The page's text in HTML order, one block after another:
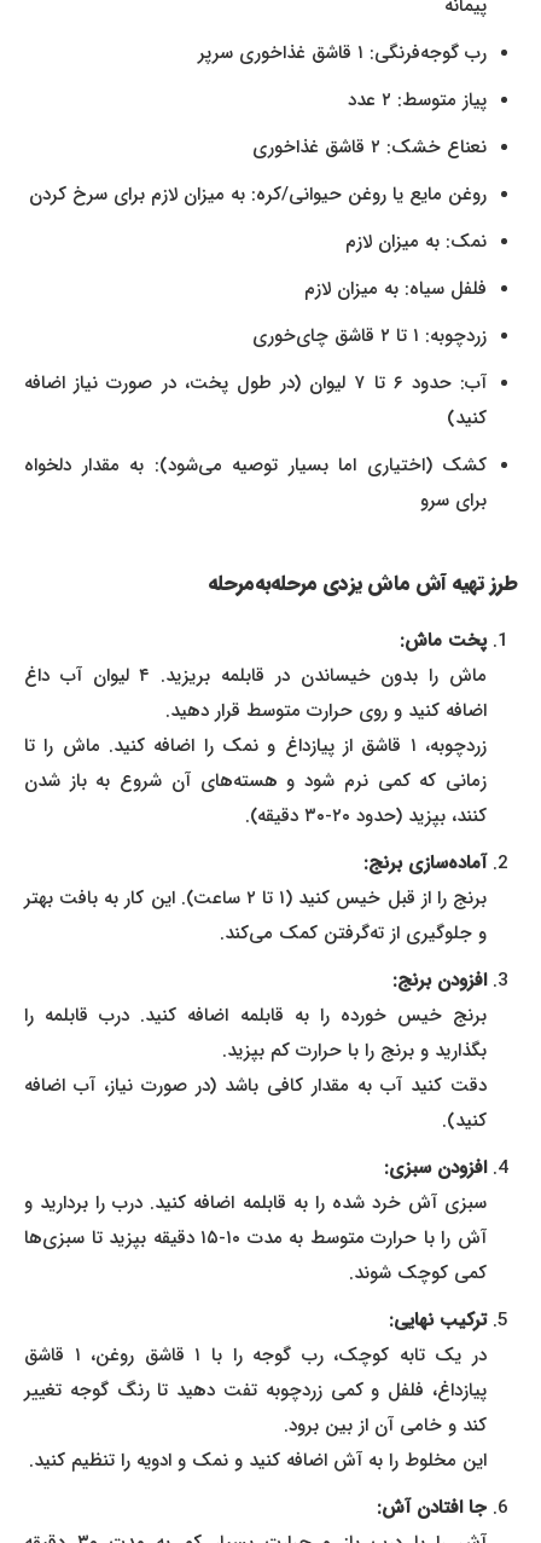
پیمانه
رب گوجه‌فرنگی: ۱ قاشق غذاخوری سرپر
پیاز متوسط: ۲ عدد
نعناع خشک: ۲ قاشق غذاخوری
روغن مایع یا روغن حیوانی/کره: به میزان لازم برای سرخ کردن
نمک: به میزان لازم
فلفل سیاه: به میزان لازم
زردچوبه: ۱ تا ۲ قاشق چای‌خوری
آب: حدود ۶ تا ۷ لیوان (در طول پخت، در صورت نیاز اضافه
کنید)
کشک (اختیاری اما بسیار توصیه می‌شود): به مقدار دلخواه
برای سرو
طرز تهیه آش ماش یزدی مرحله‌به‌مرحله
پخت ماش:
ماش را بدون خیساندن در قابلمه بریزید. ۴ لیوان آب داغ
اضافه کنید و روی حرارت متوسط قرار دهید.
زردچوبه، ۱ قاشق از پیازداغ و نمک را اضافه کنید. ماش را تا
زمانی که کمی نرم شود و هسته‌های آن شروع به باز شدن
کنند، بپزید (حدود ۲۰-۳۰ دقیقه).
آماده‌سازی برنج:
برنج را از قبل خیس کنید (۱ تا ۲ ساعت). این کار به بافت بهتر
و جلوگیری از ته‌گرفتن کمک می‌کند.
افزودن برنج:
برنج خیس خورده را به قابلمه اضافه کنید. درب قابلمه را
بگذارید و برنج را با حرارت کم بپزید.
دقت کنید آب به مقدار کافی باشد (در صورت نیاز، آب اضافه
کنید).
افزودن سبزی:
سبزی آش خرد شده را به قابلمه اضافه کنید. درب را بردارید و
آش را با حرارت متوسط به مدت ۱۰-۱۵ دقیقه بپزید تا سبزی‌ها
کمی کوچک شوند.
ترکیب نهایی:
در یک تابه کوچک، رب گوجه را با ۱ قاشق روغن، ۱ قاشق
پیازداغ، فلفل و کمی زردچوبه تفت دهید تا رنگ گوجه تغییر
کند و خامی آن از بین برود.
این مخلوط را به آش اضافه کنید و نمک و ادویه را تنظیم کنید.
جا افتادن آش: